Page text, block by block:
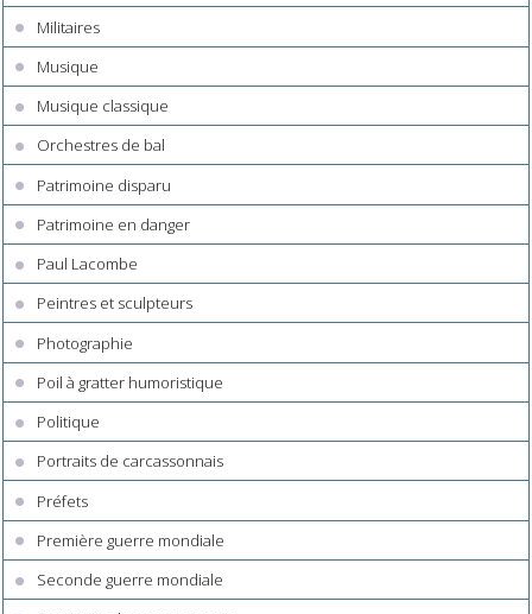
Militaires
Musique
Musique classique
Orchestres de bal
Patrimoine disparu
Patrimoine en danger
Paul Lacombe
Peintres et sculpteurs
Photographie
Poil à gratter humoristique
Politique
Portraits de carcassonnais
Préfets
Première guerre mondiale
Seconde guerre mondiale